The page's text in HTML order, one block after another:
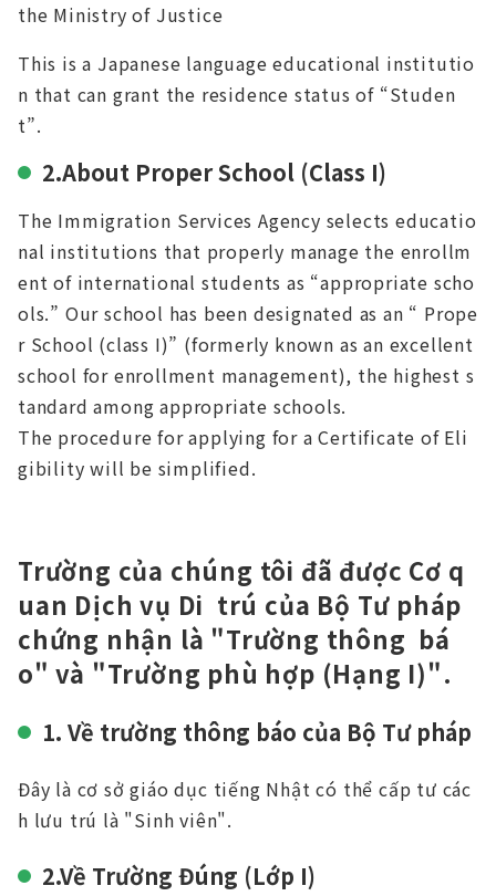
the Ministry of Justice
This is a Japanese language educational institutio
n that can grant the residence status of “Studen
t”.
2.About Proper School (Class I)
The Immigration Services Agency selects educatio
nal institutions that properly manage the enrollm
ent of international students as “appropriate scho
ols.” Our school has been designated as an “ Prope
r School (class I)” (formerly known as an excellent
school for enrollment management), the highest s
tandard among appropriate schools.
The procedure for applying for a Certificate of Eli
gibility will be simplified.
Trường của chúng tôi đã được Cơ q
uan Dịch vụ Di trú của Bộ Tư pháp
chứng nhận là "Trường thông bá
o" và "Trường phù hợp (Hạng I)".
1. Về trường thông báo của Bộ Tư pháp
Đây là cơ sở giáo dục tiếng Nhật có thể cấp tư các
h lưu trú là "Sinh viên".
2.Về Trường Đúng (Lớp I)